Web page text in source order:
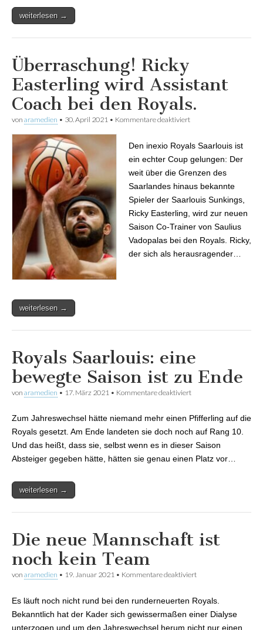
weiterlesen →
Überraschung! Ricky
Easterling wird Assistant
Coach bei den Royals.
von aramedien • 30. April 2021 • Kommentare deaktiviert
Royals.
Den inexio Royals Saarlouis ist
ein echter Coup gelungen: Der
weit über die Grenzen des
Saarlandes hinaus bekannte
Spieler der Saarlouis Sunkings,
Ricky Easterling, wird zur neuen
Saison Co-Trainer von Saulius
Vadopalas bei den Royals. Ricky,
der sich als herausragender…
weiterlesen →
Royals Saarlouis: eine
bewegte Saison ist zu Ende
von aramedien • 17. März 2021 • Kommentare deaktiviert
Zum Jahreswechsel hätte niemand mehr einen Pfifferling auf die
Royals gesetzt. Am Ende landeten sie doch noch auf Rang 10.
Und das heißt, dass sie, selbst wenn es in dieser Saison
Absteiger gegeben hätte, hätten sie genau einen Platz vor…
weiterlesen →
Die neue Mannschaft ist
noch kein Team
von aramedien • 19. Januar 2021 • Kommentare deaktiviert
Es läuft noch nicht rund bei den runderneuerten Royals.
Bekanntlich hat der Kader sich gewissermaßen einer Dialyse
unterzogen und um den Jahreswechsel herum nicht nur einen